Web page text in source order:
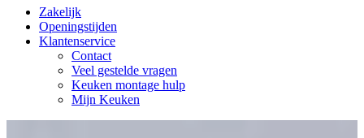
Zakelijk
Openingstijden
Klantenservice
Contact
Veel gestelde vragen
Keuken montage hulp
Mijn Keuken